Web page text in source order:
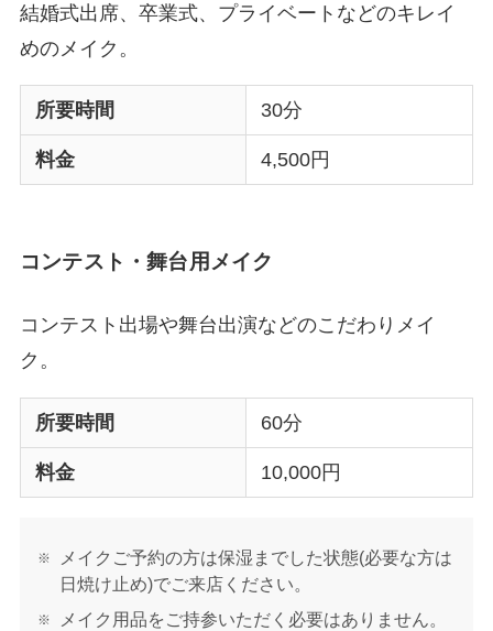
結婚式出席、卒業式、プライベートなどのキレイ
めのメイク。
所要時間 30分
料金 4,500円
コンテスト・舞台用メイク
コンテスト出場や舞台出演などのこだわりメイ
ク。
所要時間 60分
料金 10,000円
メイクご予約の方は保湿までした状態(必要な方は
日焼け止め)でご来店ください。
メイク用品をご持参いただく必要はありません。